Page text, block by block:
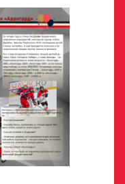
(https://fhr.ru/hockey-
docs/youthcomp/
для тех, кто
заявку.
школы /
за которую
спортсмен
время
клюшки
Академии, мы
рабочих дней.